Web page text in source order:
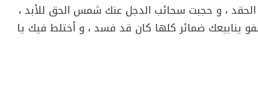
، و حجبت سحائب الدجل عنك شمس الحق للأبد ،
ينابيعك ضمائر كلها كان قد فسد ، و أختلط فيك يا